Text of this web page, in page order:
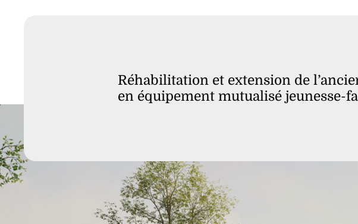
Réhabilitation et extension de
en équipement mutualisé jeunesse-